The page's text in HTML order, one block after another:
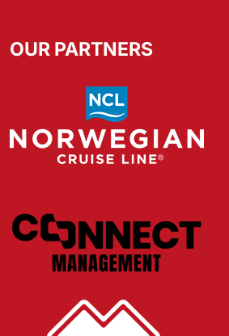
OUR PARTNERS